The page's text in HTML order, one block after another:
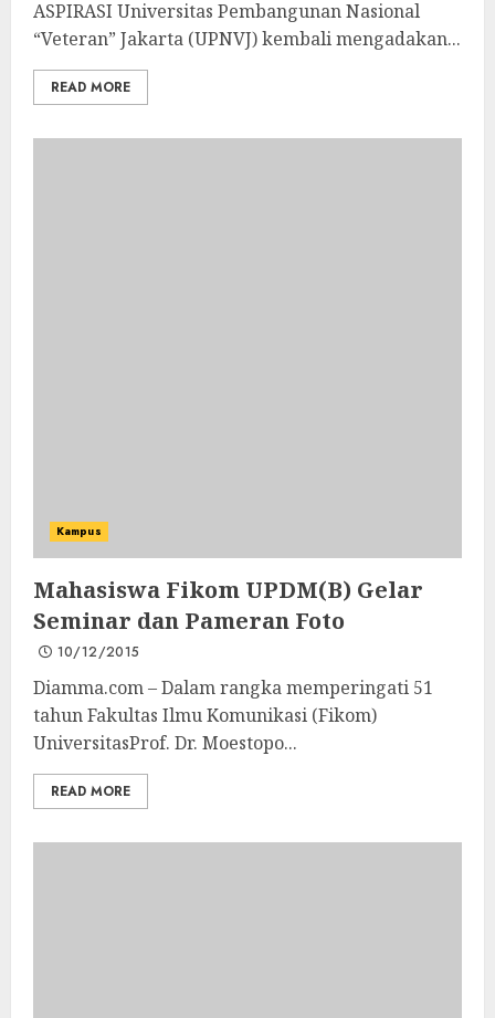
ASPIRASI Universitas Pembangunan Nasional
“Veteran” Jakarta (UPNVJ) kembali mengadakan...
READ MORE
Kampus
Mahasiswa Fikom UPDM(B) Gelar
Seminar dan Pameran Foto
10/12/2015
Diamma.com – Dalam rangka memperingati 51
tahun Fakultas Ilmu Komunikasi (Fikom)
UniversitasProf. Dr. Moestopo...
READ MORE